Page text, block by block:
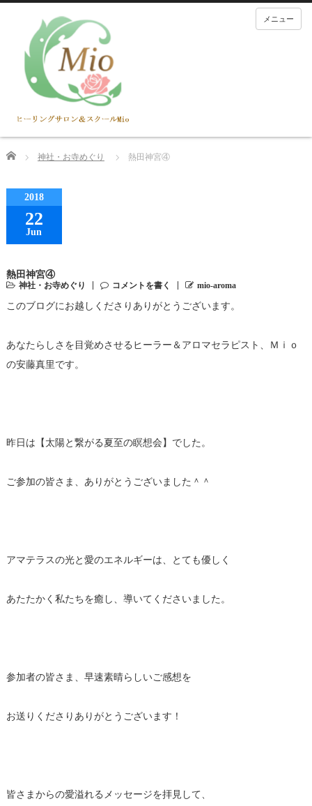
メニュー
Home 神社・お寺めぐり 熱田神宮④
2018
22
Jun
熱田神宮④
神社・お寺めぐり コメントを書く mio-aroma
このブログにお越しくださりありがとうございます。
あなたらしさを目覚めさせるヒーラー＆アロマセラピスト、Ｍｉｏ
の安藤真里です。
昨日は【太陽と繋がる夏至の瞑想会】でした。
ご参加の皆さま、ありがとうございました＾＾
アマテラスの光と愛のエネルギーは、とても優しく
あたたかく私たちを癒し、導いてくださいました。
参加者の皆さま、早速素晴らしいご感想を
お送りくださりありがとうございます！
皆さまからの愛溢れるメッセージを拝見して、